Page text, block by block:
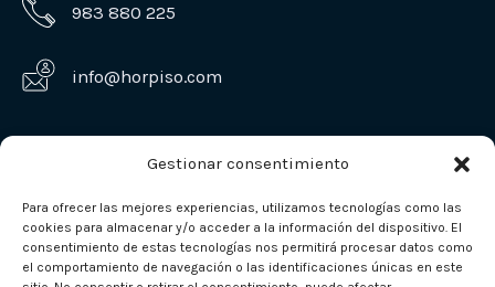
Gestionar consentimiento
Para ofrecer las mejores experiencias, utilizamos tecnologías como las
cookies para almacenar y/o acceder a la información del dispositivo. El
consentimiento de estas tecnologías nos permitirá procesar datos como
el comportamiento de navegación o las identificaciones únicas en este
983 880 225
info@horpiso.com